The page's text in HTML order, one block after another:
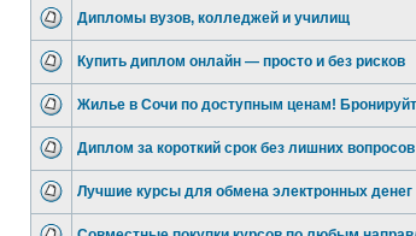
Дипломы вузов, колледжей и училищ
Купить диплом онлайн — просто и без рисков
Жилье в Сочи по доступным ценам!
Диплом за короткий срок без лишних вопросов
Лучшие курсы для обмена электронных денег